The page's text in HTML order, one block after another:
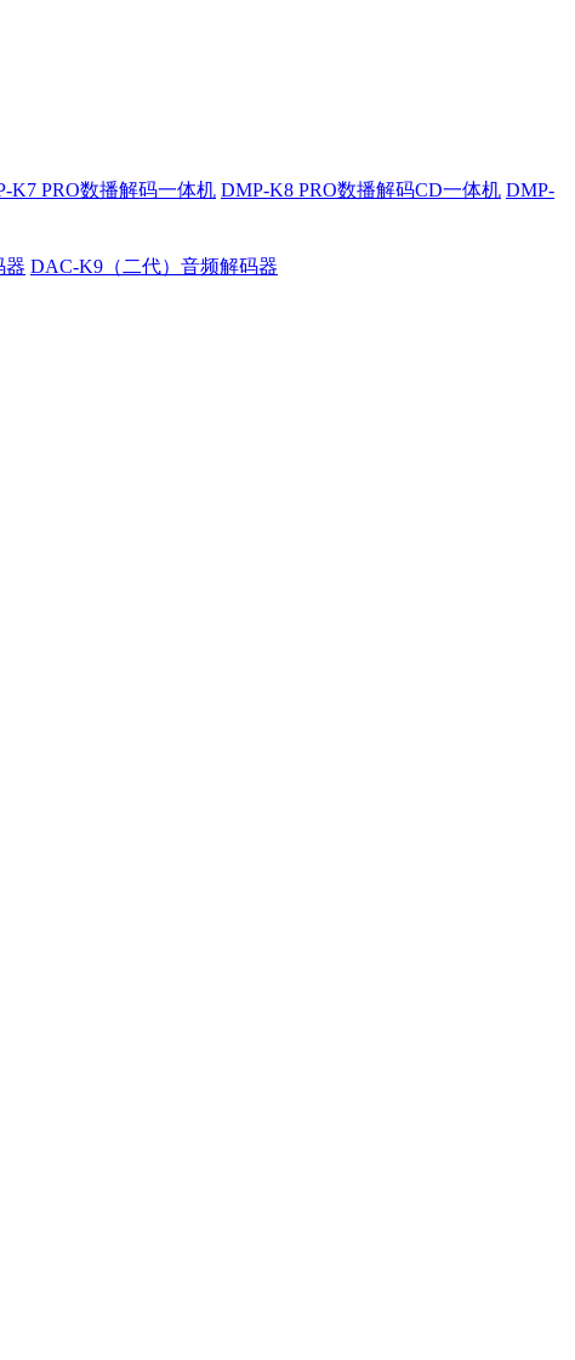
K7 PRO数播解码一体机 DMP-K8 PRO数播解码CD一体机 DMP-
器 DAC-K9（二代）音频解码器